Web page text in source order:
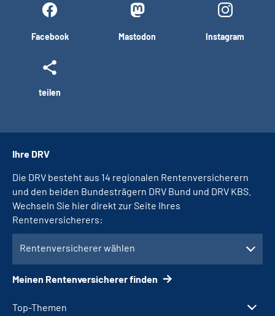
Facebook Mastodon Instagram
teilen
Top-Themen
Ihre DRV
Die DRV besteht aus 14 regionalen Rentenversicherern
und den beiden Bundesträgern DRV Bund und DRV KBS.
Wechseln Sie hier direkt zur Seite Ihres
Rentenversicherers:
Rentenversicherer wählen
Meinen Rentenversicherer finden